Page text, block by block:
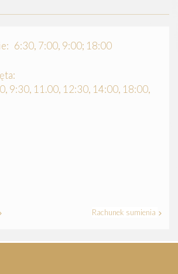
6:30, 7:00, 9:00; 18:00
9:30, 11.00, 12:30, 14:00, 18:00,
Rachunek sumienia